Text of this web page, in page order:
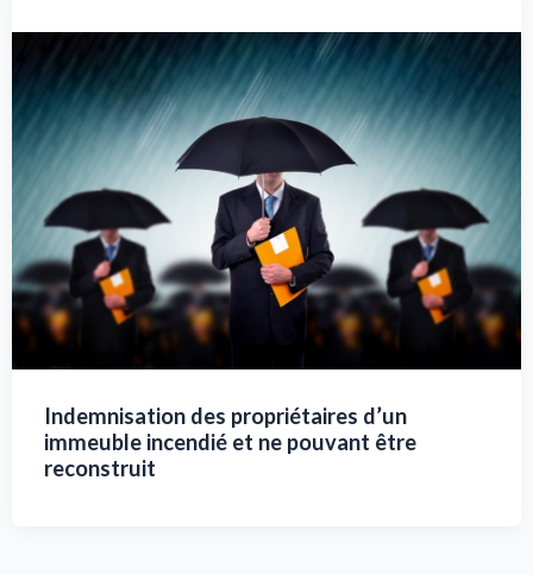
Indemnisation des propriétaires d’un
immeuble incendié et ne pouvant être
reconstruit